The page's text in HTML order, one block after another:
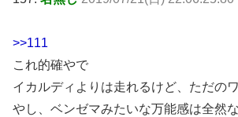
>>111
これ的確やで
イカルディよりは走れるけど、ただの
やし、ベンゼマみたいな万能感は全然